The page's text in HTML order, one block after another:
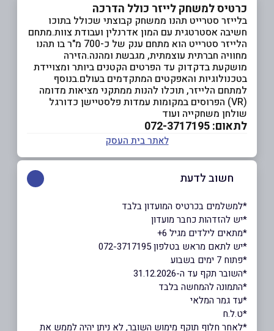
כרטיס למשחק לייזר כולל הדרכה
בלייזר סטרייט תהנו ממשחק קבוצתי שכולל בתוכו
חשיבה אסטרטגית עם המון אדרנלין ועבודת צוות.מתחם
הלייזר סטרייט הוא מתחם ענק של כ-700 מ"ר בו תהנו
מחוויה חברתית עוצמתית, מגבשת ומהנה.הזירה
מושקעת בדקדוק עד הפרטים הקטנים ביותר ומצויידת
בטכנולוגיות והאפקטים המתקדמים בעולם.בנוסף
למתחם הלייזר, תוכלו להנות ממתקני מציאות מדומה
(VR) הפרוסים במקומות עמדות פלסטיישן כדורגל
שולחן משחקייה ועוד
לתאום: 072-3717195
לאתר בית העסק
חשוב לדעת
*למשלמים בכרטיס המועדון בלבד
*יש להזדהות כחבר מועדון
*מתאים לילדים מגיל 6+
*יש לתאם מראש בטלפון 072-3717195
*פתוח 7 ימים בשבוע
*השובר תקף עד ה-31.12.2026
*התמונה להמחשה בלבד
*עד גמר המלאי
*ט.ל.ח
*לאחר חלוף תוקף מימוש השובר, לא ניתן יהיה לממש את